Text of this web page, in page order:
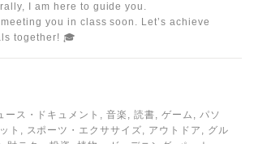
I am here to guide you.
meeting you in class soon. Let’s achieve
together! 🎓
ース・ドキュメント, 音楽, 読書, ゲーム, パソ
ト, スポーツ・エクササイズ, アウトドア, グル